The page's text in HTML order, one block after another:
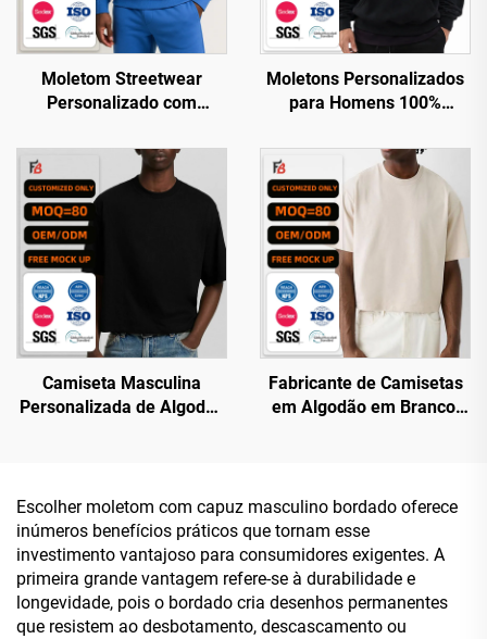
Moletom Streetwear
Personalizado com
Homens, 500 GSM,
Pesado e Espesso,
Cortado na Cintura,
Oversized, Essencial,
Moletom Personalizado
Moletons Personalizados
para Homens 100%
Qualidade Luxo Impressão
Personalizada Oversized
Streetwear Moletom com
Capuz para Homens
Camiseta Masculina
Personalizada de Algodão
Fabricante de Camisetas
em Algodão em Branco,
Qualidade para Homens
Escolher moletom com capuz masculino bordado oferece
inúmeros benefícios práticos que tornam esse
investimento vantajoso para consumidores exigentes. A
primeira grande vantagem refere-se à durabilidade e
longevidade, pois o bordado cria desenhos permanentes
que resistem ao desbotamento, descascamento ou